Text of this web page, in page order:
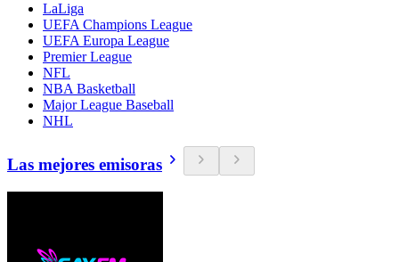
LaLiga
UEFA Champions League
UEFA Europa League
Premier League
NFL
NBA Basketball
Major League Baseball
NHL
Las mejores emisoras